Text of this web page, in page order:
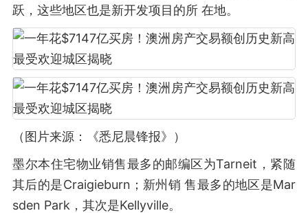
跃，这些地区也是新开发项目的所 在地。
（图片来源：《悉尼晨锋报》）
墨尔本住宅物业销售最多的邮编区为Tarneit，紧随
其后的是Craigieburn；新州销 售最多的地区是Mar
sden Park，其次是Kellyville。